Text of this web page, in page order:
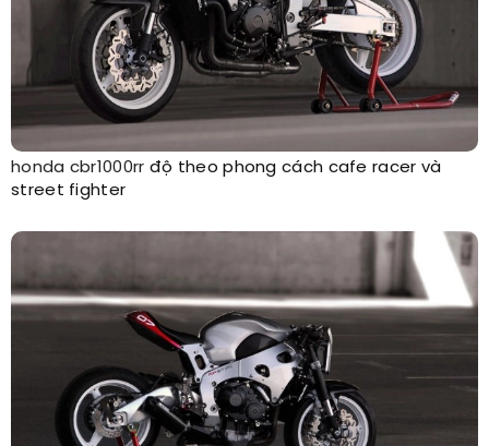
honda cbr1000rr độ theo phong cách cafe racer và
street fighter